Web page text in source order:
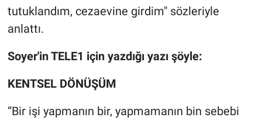
tutuklandım, cezaevine girdim" sözleriyle
anlattı.
Soyer'in TELE1 için yazdığı yazı şöyle:
KENTSEL DÖNÜŞÜM
“Bir işi yapmanın bir, yapmamanın bin sebebi
Ne demişti
Nedir
Popüler
Programlar